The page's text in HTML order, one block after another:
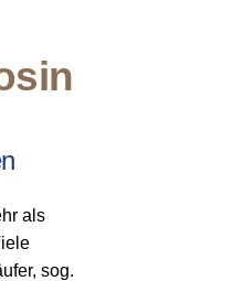
als
sog.